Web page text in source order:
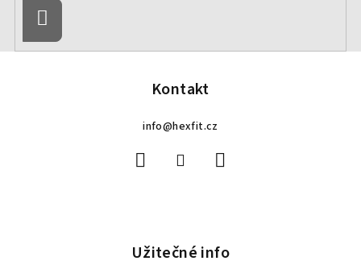
Z
Kontakt
info@hexfit.cz
Užitečné info